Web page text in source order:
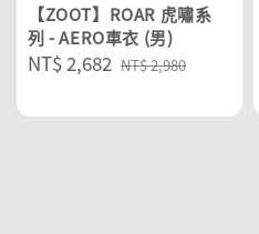
【ZOOT】ROAR 虎嘯系
列 - AERO車衣 (男)
Sale
NT$ 2,682 Regular
NT$ 2,980